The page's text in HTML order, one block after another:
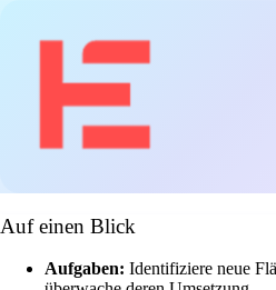
Auf einen Blick
Aufgaben: Identifiziere neue